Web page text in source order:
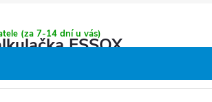
(za 7-14 dní u vás)
ESSOX